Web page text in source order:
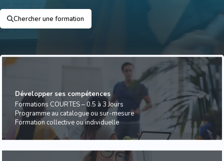
Chercher une formation
Développer ses compétences
Formations COURTES – 0.5 à 3 Jours
Programme au catalogue ou sur-mesure
Formation collective ou individuelle